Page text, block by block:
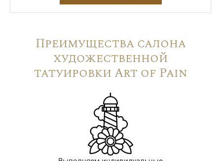
Преимущества салона
художественной
татуировки Art of Pain